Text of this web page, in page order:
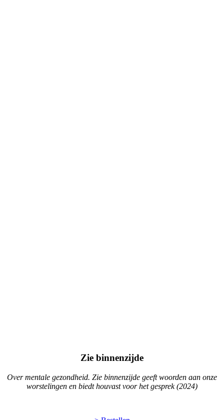
Zie binnenzijde
Over mentale gezondheid. Zie binnenzijde geeft woorden aan onze
worstelingen en biedt houvast voor het gesprek (2024)